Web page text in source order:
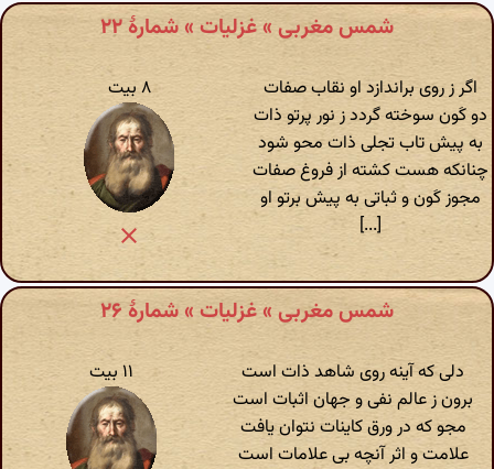
شمس مغربی » غزلیات » شمارهٔ ۲۲
اگر ز روی براندازد او نقاب صفات
دو کَون سوخته گردد ز نور پرتو ذات
به پیش تاب تجلی ذات محو شود
چنانکه هست کشته از فروغ صفات
مجوز کَون و ثباتی به پیش برتو او
[...]
۸ بیت
شمس مغربی » غزلیات » شمارهٔ ۲۶
دلی که آینه روی شاهد ذات است
برون ز عالم نفی و جهان اثبات است
مجو که در ورق کاینات نتوان یافت
علامت و اثر آنچه بی علامات است
۱۱ بیت